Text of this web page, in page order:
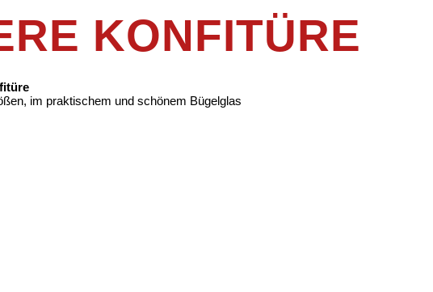
KONFITÜRE
im praktischem und schönem Bügelglas